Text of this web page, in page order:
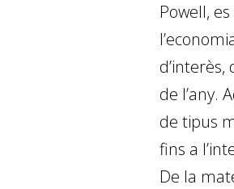
Powell,
de l’any.
de tipus
fins a
De la